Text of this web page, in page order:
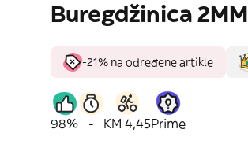
Buregdžinica 2MM
-21% na određene artikle
98% - KM 4,45Prime